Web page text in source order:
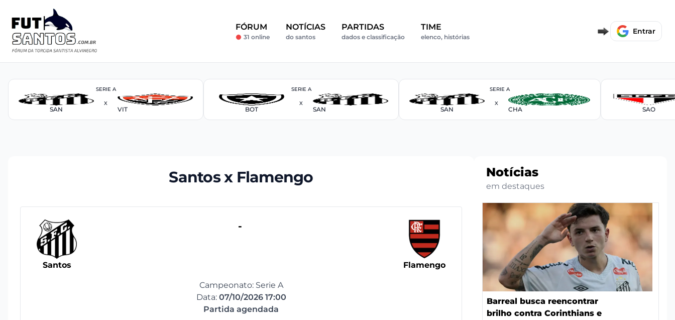
FÓRUM
31 online
NOTÍCIAS
do santos
PARTIDAS
dados e classificação
TIME
elenco, histórias
Entrar
SERIE A
SAN
X
VIT
SERIE A
BOT
X
SAN
SERIE A
SAN
X
CHA SAO
Santos x Flamengo
Santos
-
Flamengo
Campeonato: Serie A
Data: 07/10/2026 17:00
Partida agendada
Notícias
em destaques
Barreal busca reencontrar
brilho contra Corinthians e